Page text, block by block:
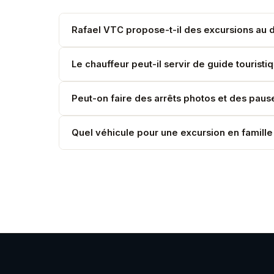
Rafael VTC propose-t-il des excursions au
Oui. Nous organisons des excursions privées à
Le chauffeur peut-il servir de guide
Nos chauffeurs connaissent parfaitement la
approfondi, nous pouvons coordonner avec un
Peut-on faire des arrêts photos et des
Absolument. C'est l'avantage d'une excursion
Quel véhicule pour une excursion en